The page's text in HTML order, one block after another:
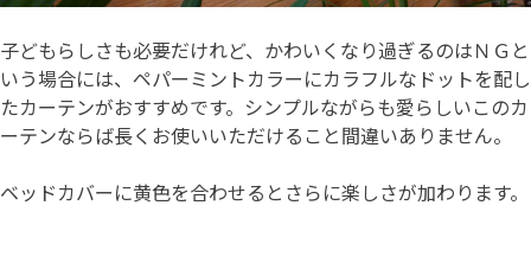
子どもらしさも必要だけれど、かわいくなり過ぎるのはＮＧと
いう場合には、ペパーミントカラーにカラフルなドットを配し
たカーテンがおすすめです。シンプルながらも愛らしいこのカ
ーテンならば長くお使いいただけること間違いありません。
ベッドカバーに黄色を合わせるとさらに楽しさが加わります。